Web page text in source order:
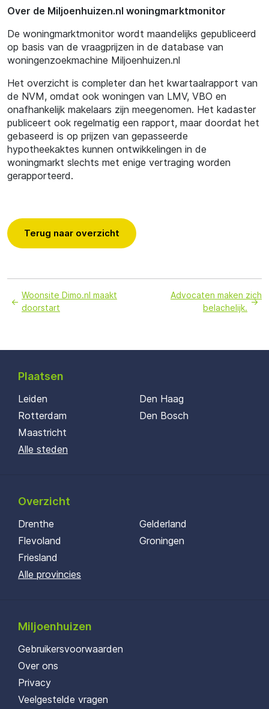
Over de Miljoenhuizen.nl woningmarktmonitor
De woningmarktmonitor wordt maandelijks gepubliceerd
op basis van de vraagprijzen in de database van
woningenzoekmachine Miljoenhuizen.nl
Het overzicht is completer dan het kwartaalrapport van
de NVM, omdat ook woningen van LMV, VBO en
onafhankelijk makelaars zijn meegenomen. Het kadaster
publiceert ook regelmatig een rapport, maar doordat het
gebaseerd is op prijzen van gepasseerde
hypotheekaktes kunnen ontwikkelingen in de
woningmarkt slechts met enige vertraging worden
gerapporteerd.
Terug naar overzicht
Woonsite Dimo.nl maakt
doorstart
Advocaten maken zich
belachelijk.
Plaatsen
Leiden
Rotterdam
Maastricht
Den Haag
Den Bosch
Alle steden
Overzicht
Drenthe
Flevoland
Friesland
Gelderland
Groningen
Alle provincies
Miljoenhuizen
Gebruikersvoorwaarden
Over ons
Privacy
Veelgestelde vragen